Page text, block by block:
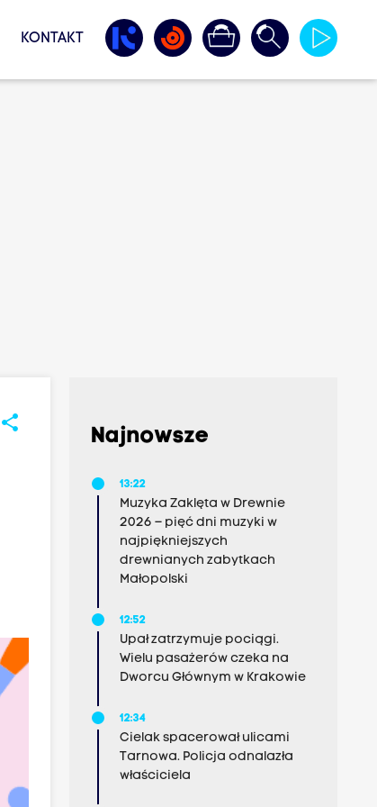
KONTAKT
share
Najnowsze
13:22
Muzyka Zaklęta w Drewnie
2026 – pięć dni muzyki w
najpiękniejszych
drewnianych zabytkach
Małopolski
12:52
Upał zatrzymuje pociągi.
Wielu pasażerów czeka na
Dworcu Głównym w Krakowie
12:34
Cielak spacerował ulicami
Tarnowa. Policja odnalazła
właściciela